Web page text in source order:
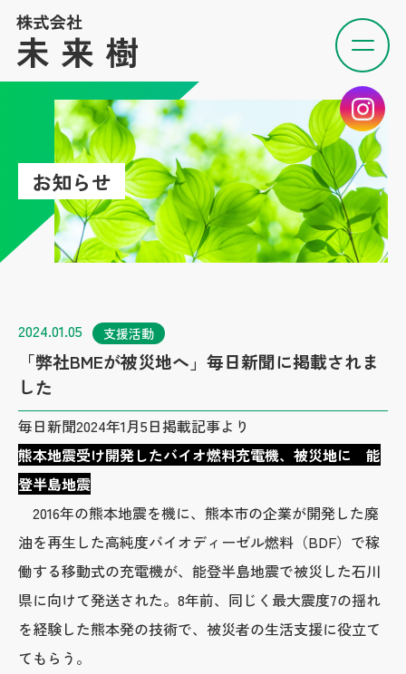
お知らせ
2024.01.05 支援活動
「弊社BMEが被災地へ」毎日新聞に掲載されま
した
毎日新聞2024年1月5日掲載記事より
熊本地震受け開発したバイオ燃料充電機、被災地に 能
登半島地震
2016年の熊本地震を機に、熊本市の企業が開発した廃
油を再生した高純度バイオディーゼル燃料（BDF）で稼
働する移動式の充電機が、能登半島地震で被災した石川
県に向けて発送された。8年前、同じく最大震度7の揺れ
を経験した熊本発の技術で、被災者の生活支援に役立て
てもらう。